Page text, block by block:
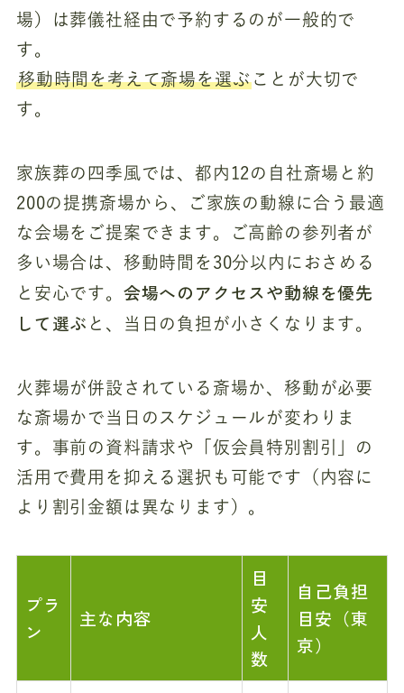
場）は葬儀社経由で予約するのが一般的で
す。
移動時間を考えて斎場を選ぶ ことが大切で
す。
家族葬の四季風では、都内12の自社斎場と約
200の提携斎場から、ご家族の動線に合う最適
な会場をご提案できます。ご高齢の参列者が
多い場合は、移動時間を30分以内におさめる
と安心です。 会場へのアクセスや動線を優先
して選ぶ と、当日の負担が小さくなります。
火葬場が併設されている斎場か、移動が必要
な斎場かで当日のスケジュールが変わりま
す。事前の資料請求や「仮会員特別割引」の
活用で費用を抑える選択も可能です（内容に
より割引金額は異なります）。
プラ
ン
主な内容
目
安
人
数
自己負担
目安（東
京）